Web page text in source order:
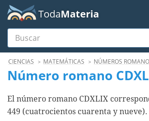
TodaMateria
Buscar
MenúCIENCIAS MATEMÁTICAS NÚMEROS
Número romano
El número romano CDXLIX
449 (cuatrocientos cuarenta y nueve).